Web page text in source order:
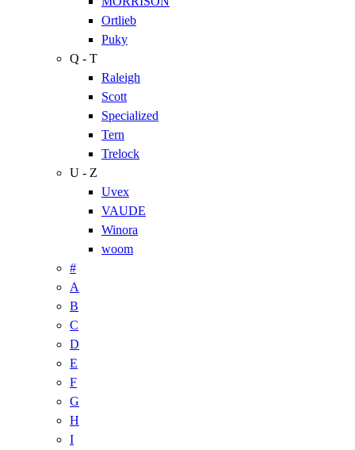
Ortlieb
Puky
Q - T
Raleigh
Scott
Specialized
Tern
Trelock
U - Z
Uvex
VAUDE
Winora
woom
#
A
B
C
D
E
F
G
H
I